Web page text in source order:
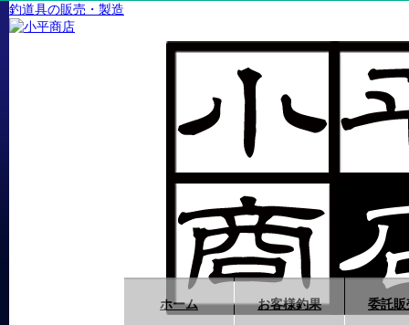
釣道具の販売・製造
ホーム お客様釣果 委託販